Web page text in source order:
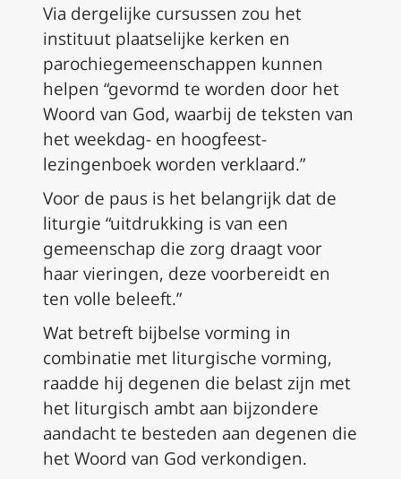
Via dergelijke cursussen zou het
instituut plaatselijke kerken en
parochiegemeenschappen kunnen
helpen “gevormd te worden door het
Woord van God, waarbij de teksten van
het weekdag- en hoogfeest-
lezingenboek worden verklaard.”
Voor de paus is het belangrijk dat de
liturgie “uitdrukking is van een
gemeenschap die zorg draagt voor
haar vieringen, deze voorbereidt en
ten volle beleeft.”
Wat betreft bijbelse vorming in
combinatie met liturgische vorming,
raadde hij degenen die belast zijn met
het liturgisch ambt aan bijzondere
aandacht te besteden aan degenen die
het Woord van God verkondigen.